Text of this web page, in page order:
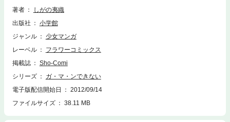
著者
しがの夷織
出版社
小学館
ジャンル
少女マンガ
レーベル
フラワーコミックス
掲載誌
Sho-Comi
シリーズ
ガ・マ・ンできない
電子版配信開始日
2012/09/14
ファイルサイズ
38.11 MB